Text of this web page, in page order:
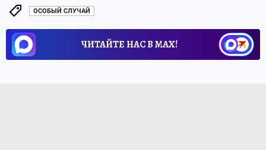
ОСОБЫЙ СЛУЧАЙ
ЧИТАЙТЕ НАС В МАХ!